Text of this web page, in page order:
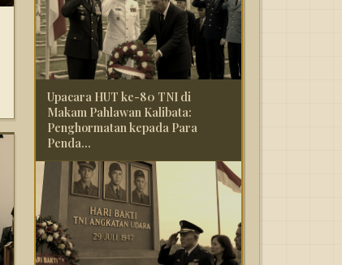
Upacara HUT ke-80 TNI di
Makam Pahlawan Kalibata:
Penghormatan kepada Para
Penda...